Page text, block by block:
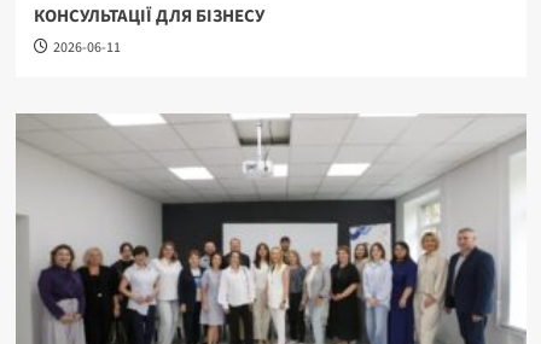
КОНСУЛЬТАЦІЇ ДЛЯ БІЗНЕСУ
2026-06-11